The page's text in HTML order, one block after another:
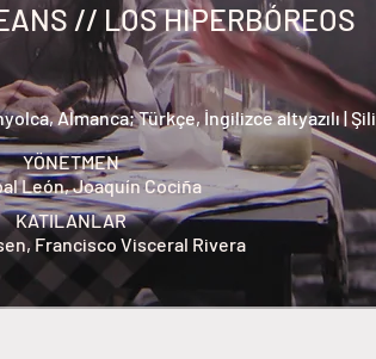
// LOS HIPERBÓREOS
Almanca; Türkçe, İngilizce altyazılı | Şili
YÖNETMEN
León, Joaquín Cociña
KATILANLAR
Francisco Visceral Rivera